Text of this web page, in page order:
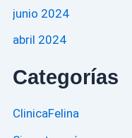
junio 2024
abril 2024
Categorías
ClinicaFelina